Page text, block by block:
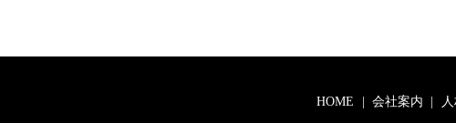
HOME 会社案内